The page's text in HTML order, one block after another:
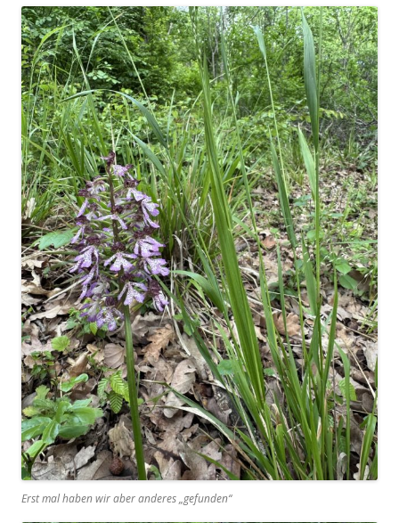
Erst mal haben wir aber anderes „gefunden“